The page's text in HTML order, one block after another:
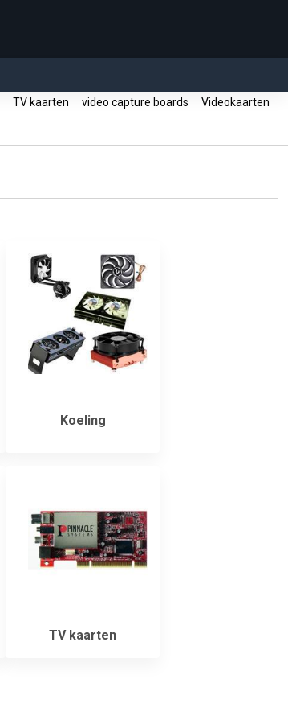
TV kaarten video capture boards
Videokaarten
Koeling
TV kaarten